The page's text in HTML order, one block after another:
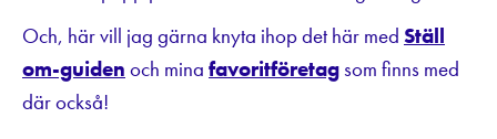
Och, här vill jag gärna knyta ihop det här med Ställ
om-guiden och mina favoritföretagsom finns med
där också!